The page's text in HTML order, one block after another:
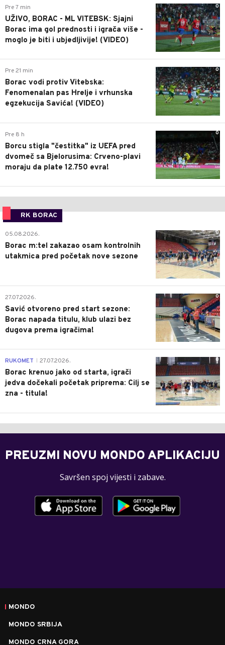
0
Pre 7 min
UŽIVO, BORAC - ML VITEBSK: Sjajni
Borac ima gol prednosti i igrača više -
moglo je biti i ubjedljivije! (VIDEO)
0
Pre 21 min
Borac vodi protiv Vitebska:
Fenomenalan pas Hrelje i vrhunska
egzekucija Savića! (VIDEO)
0
Pre 8 h
Borcu stigla "čestitka" iz UEFA pred
dvomeč sa Bjelorusima: Crveno-plavi
moraju da plate 12.750 evra!
RK BORAC
0
05.08.2026.
Borac m:tel zakazao osam kontrolnih
utakmica pred početak nove sezone
0
27.07.2026.
Savić otvoreno pred start sezone:
Borac napada titulu, klub ulazi bez
dugova prema igračima!
0
RUKOMET 27.07.2026.
Borac krenuo jako od starta, igrači
jedva dočekali početak priprema: Cilj se
zna - titula!
PREUZMI NOVU MONDO APLIKACIJU
Savršen spoj vijesti i zabave.
MONDO
MONDO SRBIJA
MONDO CRNA GORA